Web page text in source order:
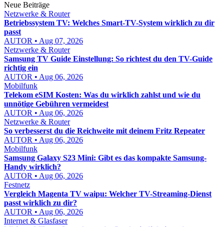
Neue Beiträge
Netzwerke & Router
Betriebssystem TV: Welches Smart-TV-System wirklich zu dir
passt
AUTOR • Aug 07, 2026
Netzwerke & Router
Samsung TV Guide Einstellung: So richtest du den TV-Guide
richtig ein
AUTOR • Aug 06, 2026
Mobilfunk
Telekom eSIM Kosten: Was du wirklich zahlst und wie du
unnötige Gebühren vermeidest
AUTOR • Aug 06, 2026
Netzwerke & Router
So verbesserst du die Reichweite mit deinem Fritz Repeater
AUTOR • Aug 06, 2026
Mobilfunk
Samsung Galaxy S23 Mini: Gibt es das kompakte Samsung-
Handy wirklich?
AUTOR • Aug 06, 2026
Festnetz
Vergleich Magenta TV waipu: Welcher TV-Streaming-Dienst
passt wirklich zu dir?
AUTOR • Aug 06, 2026
Internet & Glasfaser